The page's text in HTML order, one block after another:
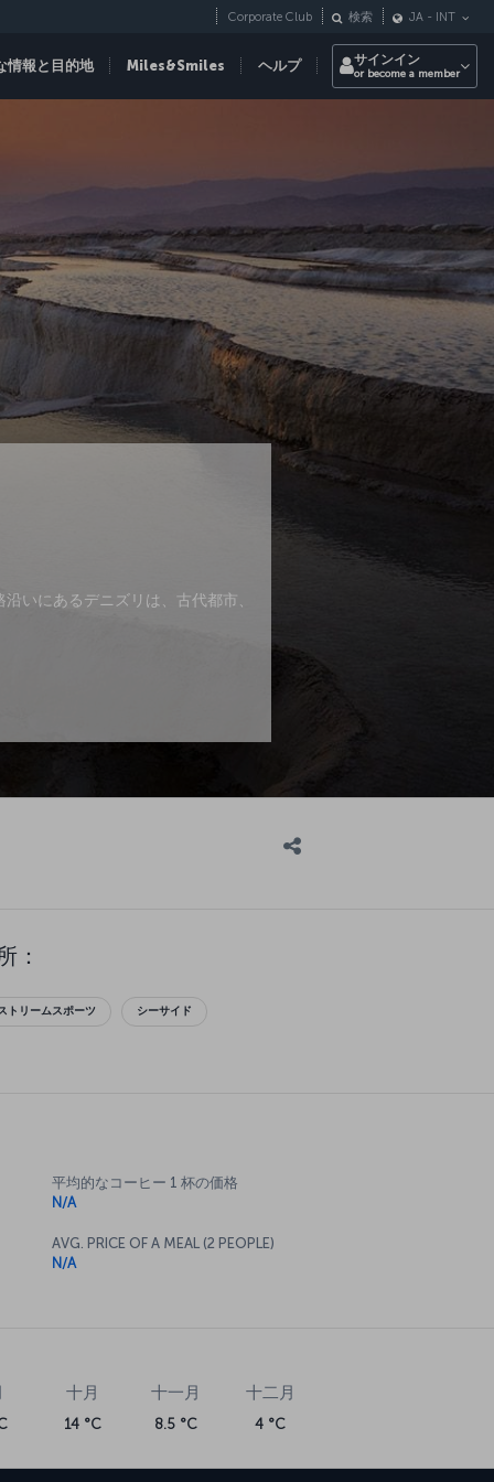
情報と目的地 Miles&Smiles ヘルプ
Corporate Club 検索 JA - INT
サインイン
or become a member
いにあるデニズリは、古代都市、
：
トリームスポーツ シーサイド
平均的なコーヒー 1 杯の価格
N/A
AVG. PRICE OF A MEAL (2 PEOPLE)
N/A
十月
14 °C
十一月
8.5 °C
十二月
4 °C